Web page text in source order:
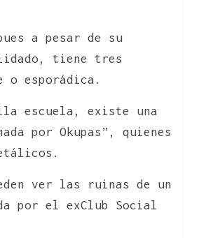
a pesar de su
tiene tres
o esporádica.
escuela, existe una
por Okupas”, quienes
ver las ruinas de un
por el exClub Social